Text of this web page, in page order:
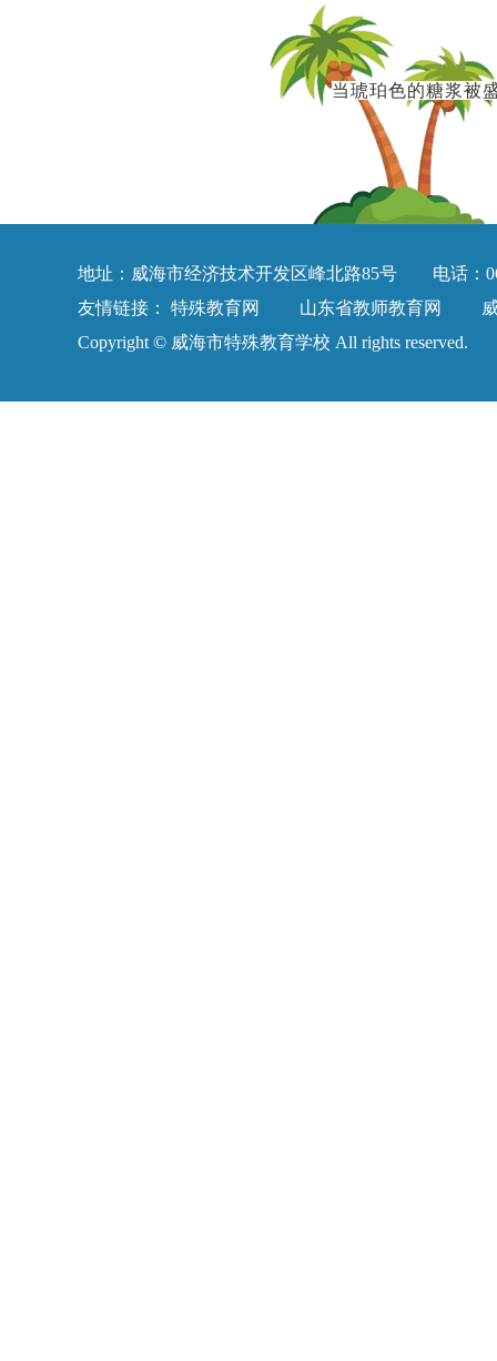
当琥珀色的糖浆被
地址：威海市经济技术开发区峰北路85号 电话：
友情链接： 特殊教育网 山东省教师教育网
Copyright © 威海市特殊教育学校 All rights